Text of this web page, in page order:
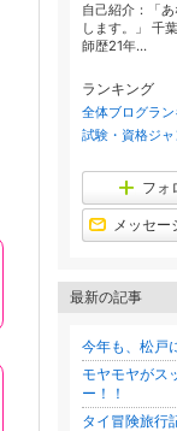
自己紹介：「
します。」 千
師歴21年...
ランキング
全体ブログラ
試験・資格ジ
フォ
メッセー
最新の記事
今年も、松戸
モヤモヤがス
ー！！
タイ冒険旅